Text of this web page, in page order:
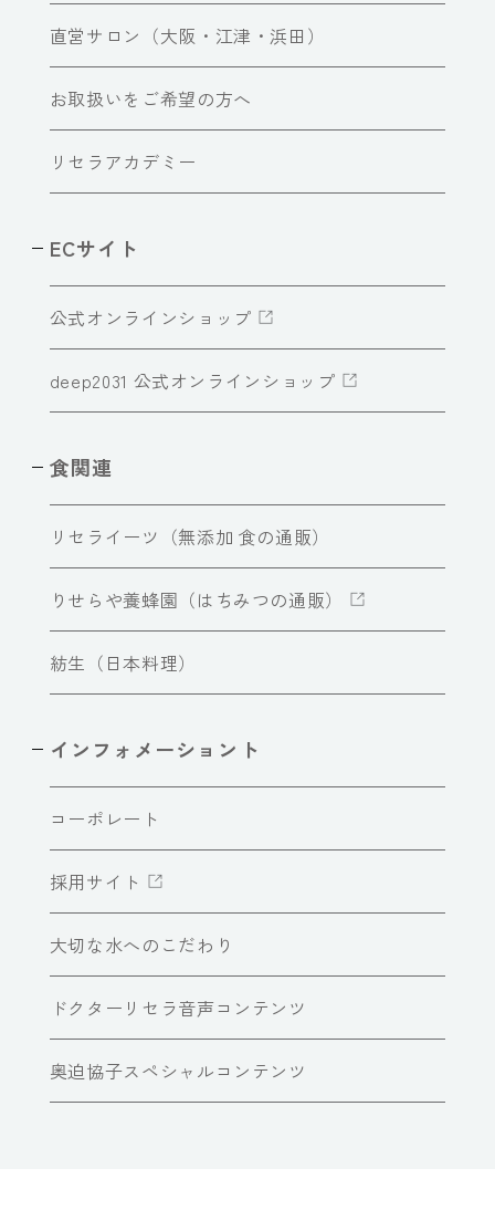
直営サロン（大阪・江津・浜田）
お取扱いをご希望の方へ
リセラアカデミー
ECサイト
公式オンラインショップ
deep2031 公式オンラインショップ
食関連
リセライーツ（無添加 食の通販）
りせらや養蜂園（はちみつの通販）
紡生（日本料理）
インフォメーショント
コーポレート
採用サイト
大切な水へのこだわり
ドクターリセラ音声コンテンツ
奥迫協子スペシャルコンテンツ